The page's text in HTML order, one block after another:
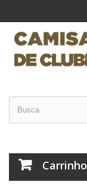
Carrinho